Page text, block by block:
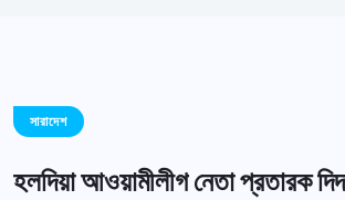
সারাদেশ
হলদিয়া আওয়ামীলীগ নেতা প্রতারক